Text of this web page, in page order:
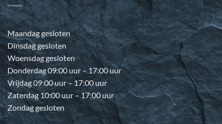
Maandag gesloten
Dinsdag gesloten
Woensdag gesloten
Donderdag 09:00 uur – 17:00 uur
Vrijdag 09:00 uur – 17:00 uur
Zaterdag 10:00 uur – 17:00 uur
Zondag gesloten